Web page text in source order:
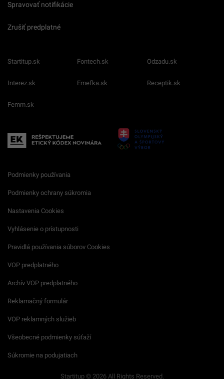
Spravovať notifikácie
Zrušiť predplatné
Startitup.sk Fontech.sk Odzadu.sk
Interez.sk Emefka.sk Receptik.sk
Femm.sk
Podmienky používania
Podmienky ochrany súkromia
Nastavenia Cookies
Vyhlásenie o prístupnosti
Pravidlá používania súborov Cookies
VOP predplatného
Archív VOP predplatného
Reklamačný formulár
VOP reklamných služieb
Všeobecné podmienky súťaží
Súkromie na podujatiach
Startitup © 2026 All Rights Reserved.